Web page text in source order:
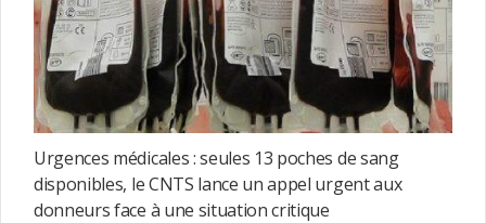
Urgences médicales : seules 13 poches de sang
disponibles, le CNTS lance un appel urgent aux
donneurs face à une situation critique